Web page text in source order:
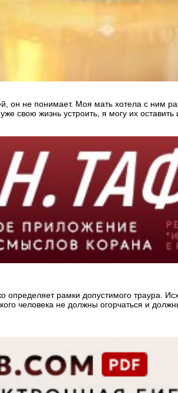
он не понимает. Моя мать хотела с ним
свою жизнь устроить, я могу их оставить
определяет рамки допустимого траура.
человека не должны огорчаться и